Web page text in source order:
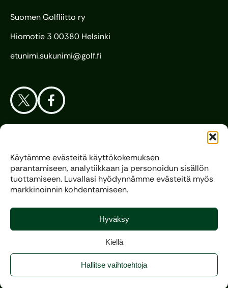
Käytämme evästeitä käyttökokemuksen
parantamiseen, analytiikkaan ja personoidun sisällön
tuottamiseen. Luvallasi hyödynnämme evästeitä myös
markkinoinnin kohdentamiseen.
Hyväksy
Kiellä
Hallitse vaihtoehtoja
Suomen Golfliitto ry
Hiomotie 3 00380 Helsinki
etunimi.sukunimi@golf.fi
Liitto
Kilpagolf
Copyright 2025, All rights reserved.
Evästeasetukset